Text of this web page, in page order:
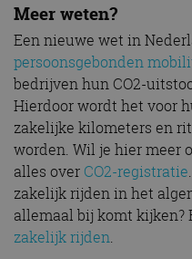
Meer weten?
Een nieuwe wet in
persoonsgebonden
bedrijven hun CO2-
Hierdoor wordt het voor
zakelijke kilometers en
worden. Wil je hier meer
alles over CO2-registratie
zakelijk rijden in het
allemaal bij komt kijken?
zakelijkrijden.